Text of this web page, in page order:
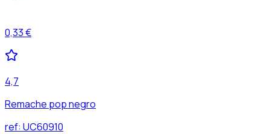
0,33 €
4,7
Remache pop negro
ref: UC60910